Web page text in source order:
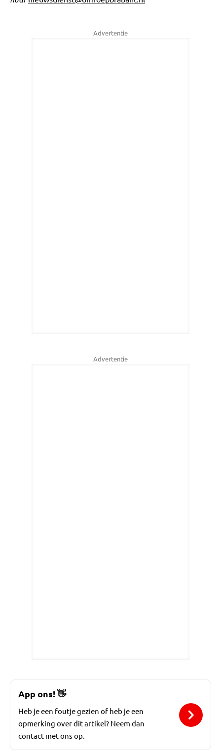
Advertentie
Advertentie
App ons!👋
Heb je een foutje gezien of heb je een
opmerking over dit artikel? Neem dan
contact met ons op.